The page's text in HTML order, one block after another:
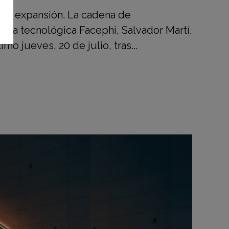
expansión. La cadena de
tecnológica Facephi, Salvador Martí,
jueves, 20 de julio, tras...